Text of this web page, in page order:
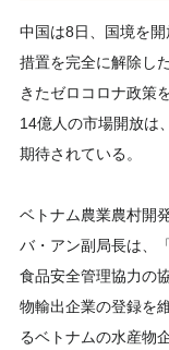
中国は8日、国境を
措置を完全に解除し
きたゼロコロナ政策
14億人の市場開放は
期待されている。
ベトナム農業農村開
バ・アン副局長は、
食品安全管理協力の
物輸出企業の登録を
るベトナムの水産物